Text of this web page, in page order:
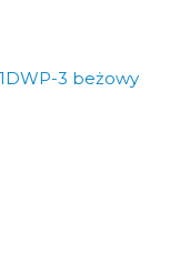
3 beżowy